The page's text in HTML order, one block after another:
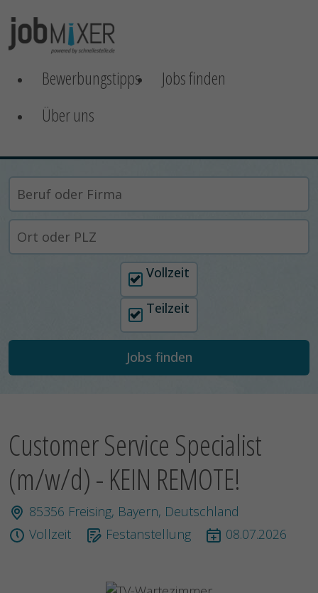
Bewerbungstipps
Jobs finden
Über uns
Arbeitszeit auswählen
Vollzeit
Teilzeit
Customer Service Specialist
(m/w/d) - KEIN REMOTE!
85356 Freising, Bayern, Deutschland
Vollzeit
Festanstellung 08.07.2026